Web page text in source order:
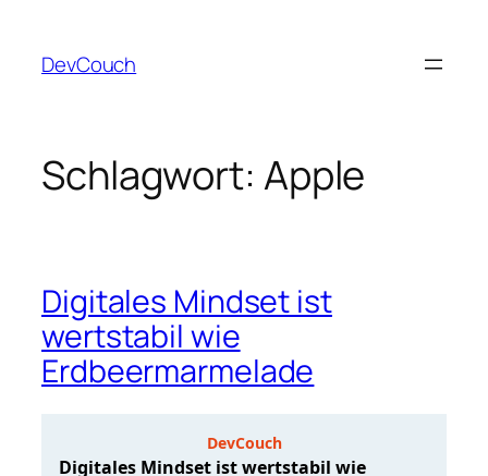
springen
DevCouch
Schlagwort: Apple
Digitales Mindset ist
wertstabil wie
Erdbeermarmelade